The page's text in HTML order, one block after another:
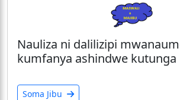
Nauliza ni dalilizipi
kumfanya ashindwe
Soma Jibu